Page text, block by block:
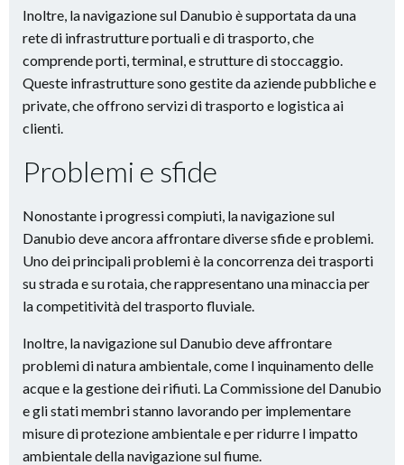
Inoltre, la navigazione sul Danubio è supportata da una
rete di infrastrutture portuali e di trasporto, che
comprende porti, terminal, e strutture di stoccaggio.
Queste infrastrutture sono gestite da aziende pubbliche e
private, che offrono servizi di trasporto e logistica ai
clienti.
Problemi e sfide
Nonostante i progressi compiuti, la navigazione sul
Danubio deve ancora affrontare diverse sfide e problemi.
Uno dei principali problemi è la concorrenza dei trasporti
su strada e su rotaia, che rappresentano una minaccia per
la competitività del trasporto fluviale.
Inoltre, la navigazione sul Danubio deve affrontare
problemi di natura ambientale, come l inquinamento delle
acque e la gestione dei rifiuti. La Commissione del Danubio
e gli stati membri stanno lavorando per implementare
misure di protezione ambientale e per ridurre l impatto
ambientale della navigazione sul fiume.